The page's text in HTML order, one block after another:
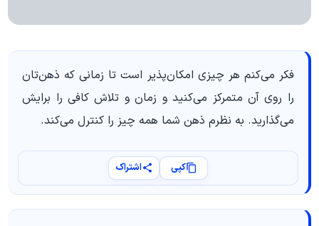
فکر می‌کنم هر چیزی امکان‌پذیر است تا زمانی که ذهن‌تان
را روی آن متمرکز می‌کنید و زمان و تلاش کافی را برایش
می‌گذارید. به نظرم ذهن شما همه چیز را کنترل می‌کند.
کپی اشتراک